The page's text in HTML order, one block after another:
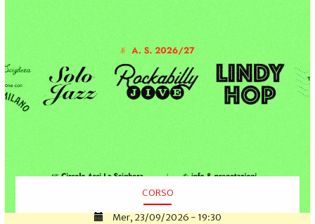
CORSO
Mer, 23/09/2026 - 19:30